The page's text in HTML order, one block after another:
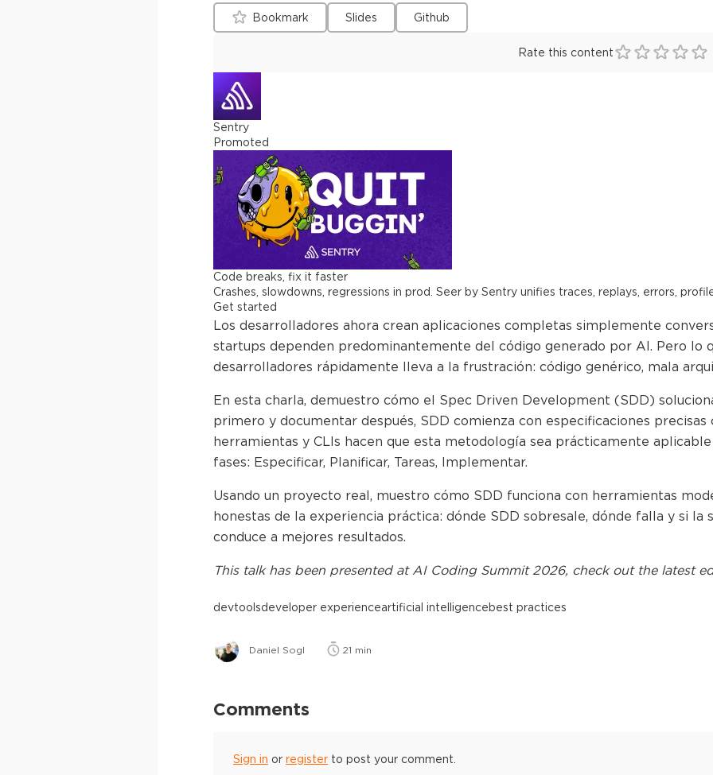
Bookmark Slides Github
Rate this content
Sentry
Promoted
Code breaks, fix it faster
Crashes, slowdowns, regressions in prod. Seer by Sentry unifies traces, replays, errors,
Get started
Los desarrolladores ahora crean aplicaciones completas simplemente
startups dependen predominantemente del código generado por AI. Pero lo
desarrolladores rápidamente lleva a la frustración: código genérico, mala
En esta charla, demuestro cómo el Spec Driven Development (SDD)
primero y documentar después, SDD comienza con especificaciones
herramientas y CLIs hacen que esta metodología sea prácticamente
fases: Especificar, Planificar, Tareas, Implementar.
Usando un proyecto real, muestro cómo SDD funciona con herramientas
honestas de la experiencia práctica: dónde SDD sobresale, dónde falla y si
conduce a mejores resultados.
This talkhas been presented at AI Coding Summit 2026, check out the latest
devtoolsdeveloper experienceartificial intelligencebest practices
Daniel Sogl 21 min
Comments
Sign in or register to post your comment.